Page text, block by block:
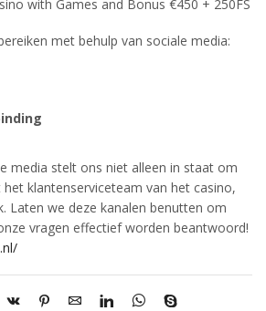
met behulp van sociale media:
media stelt ons niet alleen in staat om
klantenserviceteam van het casino,
Laten we deze kanalen benutten om
vragen effectief worden beantwoord!